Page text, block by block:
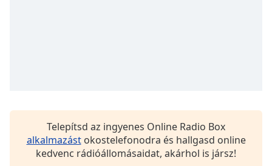
modal
window.
Telepítsd az ingyenes Online Radio Box
alkalmazástokostelefonodra és hallgasd online
kedvenc rádióállomásaidat, akárhol is jársz!